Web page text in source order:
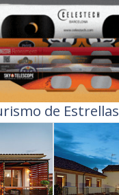
de Estrellas